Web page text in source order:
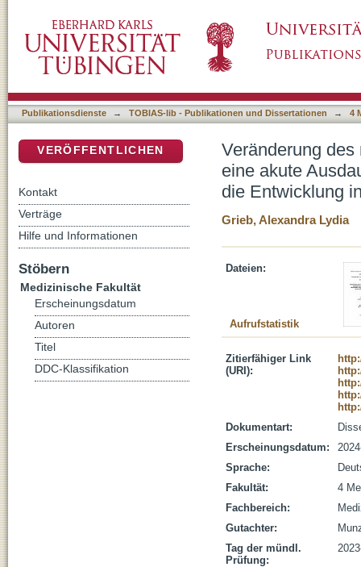
- Identifikation möglicher Ansätze für die
Publikationsdienste → TOBIAS-lib - Publikationen und Dissertationen → 4
Veränderung
eine akute
die Entwicklung
Grieb, Alexandra Lydia
Dateien:
Aufrufstatistik
Zitierfähiger Link
(URI):
Dokumentart:
Erscheinungsdatum:
Sprache:
Fakultät:
4
Fachbereich:
Gutachter:
Tag der mündl.
Prüfung:
VERÖFFENTLICHEN
Kontakt
Verträge
Hilfe und Informationen
Stöbern
Medizinische Fakultät
Erscheinungsdatum
Autoren
Titel
DDC-Klassifikation